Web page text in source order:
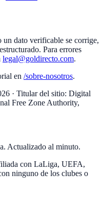
un dato verificable se corrige,
estructurado. Para errores
legal@goldirecto.com.
en /sobre-nosotros.
· Titular del sitio: Digital
Free Zone Authority,
Actualizado al minuto.
con LaLiga, UEFA,
ninguno de los clubes o